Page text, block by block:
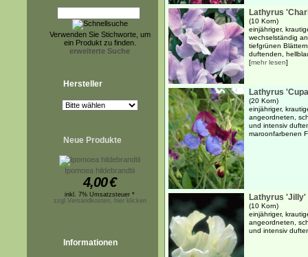
Verwenden Sie Stichworte, um
ein Produkt zu finden.
erweiterte Suche
Hersteller
Neue Produkte
Ipomoea hildebrandtii
4,00€
inkl. 7% Umsatzsteuer *
zzgl.Versandkosten, hier klicken
Informationen
Lathyrus
(10 Korn)
einjähriger,
wechselständig
tiefgrünen
duftenden,
[mehr lesen]
Lathyrus
(20 Korn)
einjähriger,
angeordneten,
und intensiv
maroonfarbenen
Lathyrus 'Jilly'
(10 Korn)
einjähriger,
angeordneten,
und intensiv